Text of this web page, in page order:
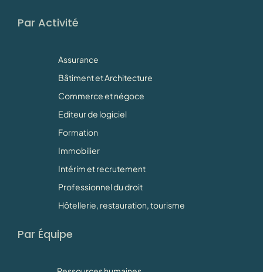
Par Activité
Assurance
Bâtiment et Architecture
Commerce et négoce
Editeur de logiciel
Formation
Immobilier
Intérim et recrutement
Professionnel du droit
Hôtellerie, restauration, tourisme
Par Équipe